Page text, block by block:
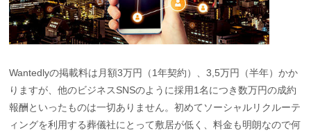
Wantedlyの掲載料は月額3万円（1年契約）、3,5万円（半年）かか
りますが、他のビジネスSNSのように採用1名につき数万円の成約
報酬といったものは一切ありません。初めてソーシャルリクルーテ
ィングを利用する葬儀社にとって敷居が低く、料金も明朗なので何